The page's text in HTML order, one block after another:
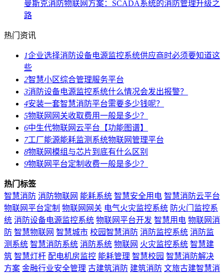
曼斯克消防物联网方案：SCADA系统的消防管理升级之
路
热门资讯
1企业选择消防设备电源监控系统供应商时必须要知道这
些
2智慧小区综合管理服务平台
3消防设备电源监控系统什么情况会发出报警？
4安装一套智慧消防平台需要多少钱呢？
5物联网网关收取费用一般是多少？
6中生代物联网云平台【功能图谱】
7工厂能源能耗监测系统物联网管理平台
8物联网模组与芯片到底有什么区别
9物联网平台定制收费一般是多少？
热门标签
智慧消防 消防物联网 能耗系统 智慧安全用电 智慧消防云平台
物联网平台定制 物联网网关 电气火灾监控系统 防火门监控系
统 消防设备电源监控系统 物联网平台开发 智慧用电 物联网消
防 智慧物联网 智慧城市 校园智慧消防 消防监控系统 消防监
测系统 智慧消防系统 消防系统 物联网 火灾监控系统 智慧建
筑 智慧灯杆 配电机房监控 能耗管理 智慧校园 智慧消防解决
方案 金融行业安全管理 古建筑消防 建筑消防 文旅古建智慧消